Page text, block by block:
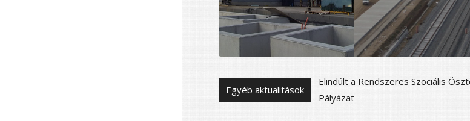
Egyéb aktualitások Gólyatábor PÓT-szervezői pályázat